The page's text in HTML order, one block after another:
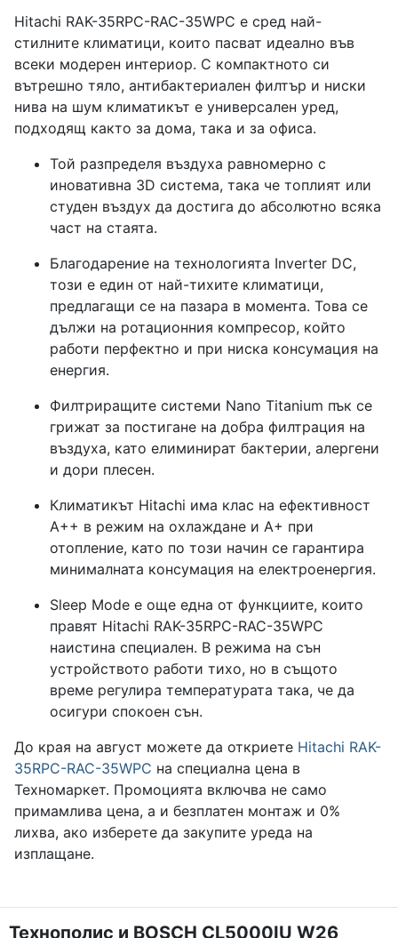
Hitachi RAK-35RPC-RAC-35WPC е сред най-
стилните климатици, които пасват идеално във
всеки модерен интериор. С компактното си
вътрешно тяло, антибактериален филтър и ниски
нива на шум климатикът е универсален уред,
подходящ както за дома, така и за офиса.
Той разпределя въздуха равномерно с
иновативна 3D система, така че топлият или
студен въздух да достига до абсолютно всяка
част на стаята.
Благодарение на технологията Inverter DC,
този е един от най-тихите климатици,
предлагащи се на пазара в момента. Това се
дължи на ротационния компресор, който
работи перфектно и при ниска консумация на
енергия.
Филтриращите системи Nano Titanium пък се
грижат за постигане на добра филтрация на
въздуха, като елиминират бактерии, алергени
и дори плесен.
Климатикът Hitachi има клас на ефективност
A++ в режим на охлаждане и A+ при
отопление, като по този начин се гарантира
минималната консумация на електроенергия.
Sleep Mode е още една от функциите, които
правят Hitachi RAK-35RPC-RAC-35WPC
наистина специален. В режима на сън
устройството работи тихо, но в същото
време регулира температурата така, че да
осигури спокоен сън.
До края на август можете да откриете Hitachi RAK-
35RPC-RAC-35WPC на специална цена в
Техномаркет. Промоцията включва не само
примамлива цена, а и безплатен монтаж и 0%
лихва, ако изберете да закупите уреда на
изплащане.
Технополис и BOSCH CL5000IU W26